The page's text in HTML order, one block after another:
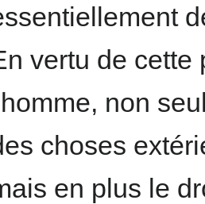
vertu de cette
non
choses
en plus le